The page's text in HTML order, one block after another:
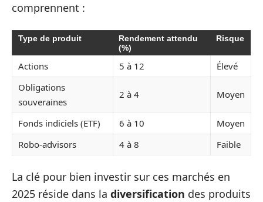
comprennent :
Type de produit
Rendement attendu
(%)
Risque
Actions 5 à 12
Élevé
Obligations
souveraines
2 à 4 Moyen
Fonds indiciels (ETF) 6 à 10
Moyen
Robo-advisors
4 à 8 Faible
La clé pour bien investir sur ces marchés en
2025 réside dans la diversification des produits